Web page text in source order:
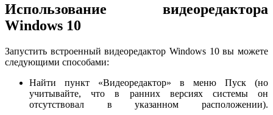
Использование видеоредактора
Windows 10
Запустить встроенный видеоредактор Windows 10 вы можете
следующими способами:
Найти пункт «Видеоредактор» в меню Пуск (но
учитывайте, что в ранних версиях системы он
отсутствовал в указанном расположении).